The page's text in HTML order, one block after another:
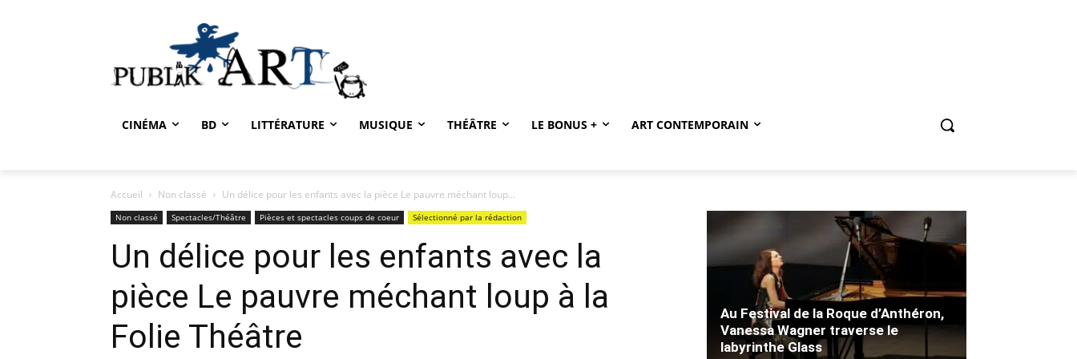
CINÉMA BD LITTÉRATURE MUSIQUE THÉÂTRE LE BONUS + ART CONTEMPORAIN
Accueil Non classé Un délice pour les enfants avec la pièce Le pauvre méchant loup...
Non classé Spectacles/Théâtre Pièces et spectacles coups de coeur Sélectionné par la rédaction
Un délice pour les enfants avec la
pièce Le pauvre méchant loup à la
Folie Théâtre
Au Festival de la Roque d’Anthéron,
Vanessa Wagner traverse le
labyrinthe Glass